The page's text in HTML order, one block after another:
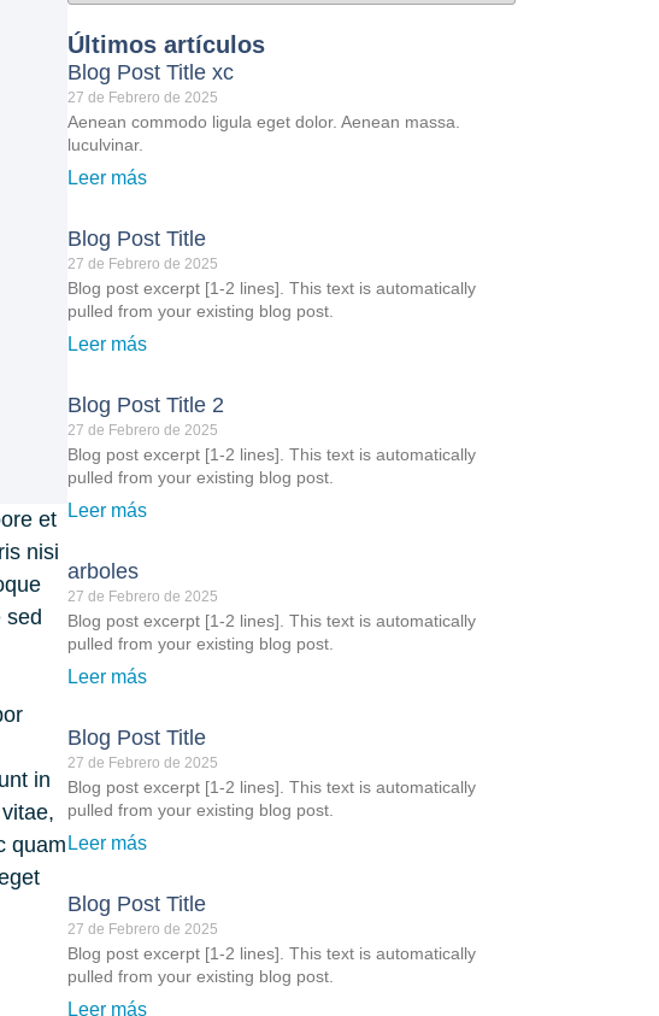
et
nisi
sed
in
quam
Últimos artículos
Blog Post Title xc
27 de Febrero de 2025
Aenean commodo ligula eget dolor. Aenean massa.
luculvinar.
Leer más
Blog Post Title
27 de Febrero de 2025
Blog post excerpt [1-2 lines]. This text is automatically
pulled from your existing blog post.
Leer más
Blog Post Title 2
27 de Febrero de 2025
Blog post excerpt [1-2 lines]. This text is automatically
pulled from your existing blog post.
Leer más
arboles
27 de Febrero de 2025
Blog post excerpt [1-2 lines]. This text is automatically
pulled from your existing blog post.
Leer más
Blog Post Title
27 de Febrero de 2025
Blog post excerpt [1-2 lines]. This text is automatically
pulled from your existing blog post.
Leer más
Blog Post Title
27 de Febrero de 2025
Blog post excerpt [1-2 lines]. This text is automatically
pulled from your existing blog post.
Leer más